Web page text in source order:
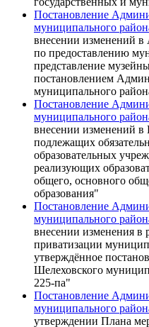
Постановление
муниципального
внесении изменений
по предоставлению
представление
постановлением
муниципального
Постановление
муниципального
внесении изменений в
подлежащих
образовательных
реализующих
общего, основного
образования"
Постановление
муниципального
внесении изменения в
приватизации
утверждённое
Шелеховского
225-па"
Постановление
муниципального
утверждении Плана